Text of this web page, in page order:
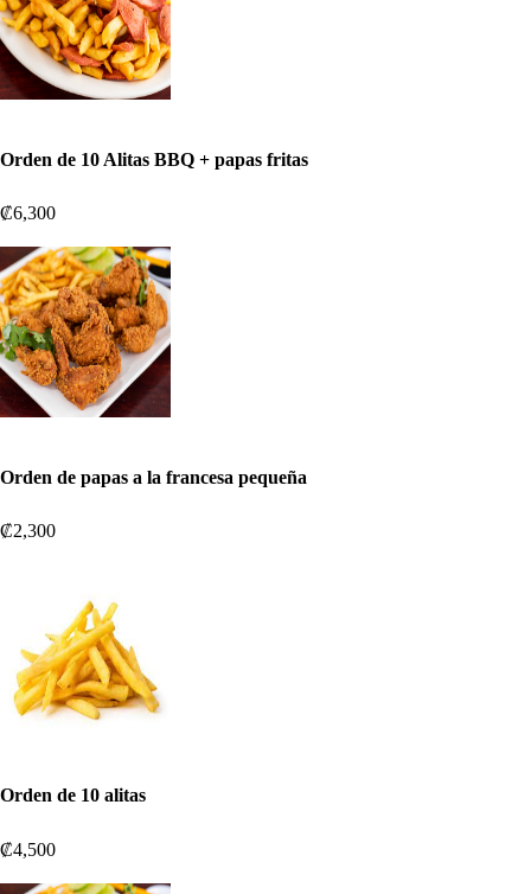
Orden de 10 Alitas BBQ + papas fritas
₡6,300
Orden de papas a la francesa pequeña
₡2,300
Orden de 10 alitas
₡4,500